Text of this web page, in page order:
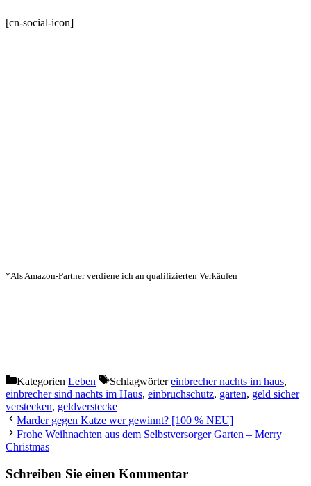
[cn-social-icon]
*Als Amazon-Partner verdiene ich an qualifizierten Verkäufen
Kategorien Leben Schlagwörtereinbrecher nachts im haus,
einbrecher sind nachts im Haus, einbruchschutz, garten, geld sicher
verstecken, geldverstecke
Marder gegen Katze wer gewinnt? [100 % NEU]
Frohe Weihnachten aus dem Selbstversorger Garten – Merry
Christmas
Schreiben Sie einen Kommentar